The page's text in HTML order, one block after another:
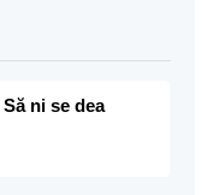
Să ni se dea